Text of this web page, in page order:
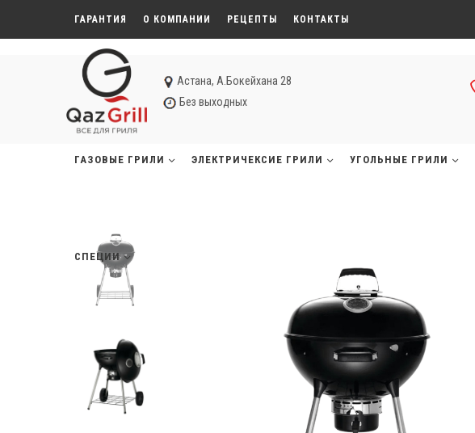
ГАРАНТИЯ О КОМПАНИИ РЕЦЕПТЫ КОНТАКТЫ
Астана, А.Бокейхана 28
Без выходных
ГАЗОВЫЕ ГРИЛИ ЭЛЕКТРИЧЕКСИЕ ГРИЛИ УГОЛЬНЫЕ ГРИЛИ
СПЕЦИИ